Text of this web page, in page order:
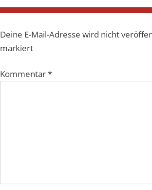
Deine E-Mail-Adresse wird nicht
markiert
Kommentar*